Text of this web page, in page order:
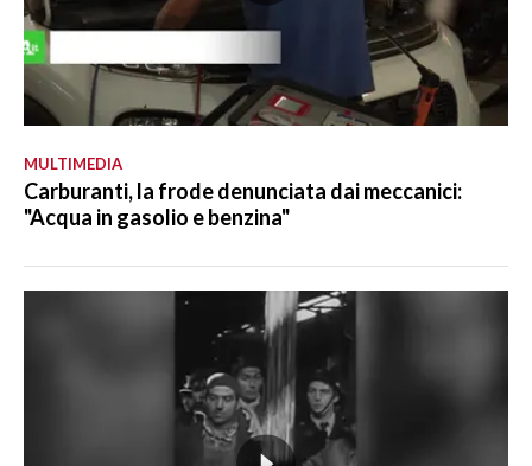
MULTIMEDIA
Carburanti, la frode denunciata dai meccanici:
"Acqua in gasolio e benzina"